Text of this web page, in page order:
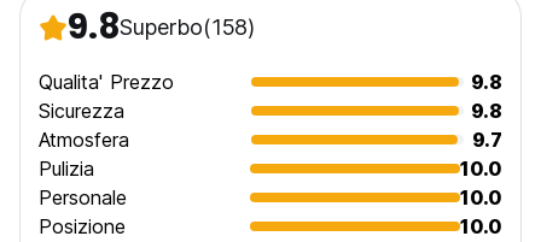
9.8Superbo(158)
Qualita' Prezzo
9.8
Sicurezza
9.8
Atmosfera
9.7
Pulizia
10.0
Personale
10.0
Posizione
10.0